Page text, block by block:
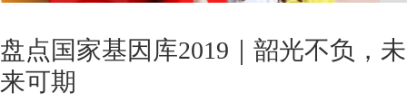
盘点国家基因库2019｜韶光不负，未
来可期